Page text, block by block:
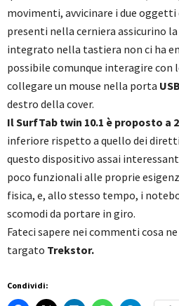
movimenti, avvicinare i due oggetti
presenti nella cerniera assicurino
integrato nella tastiera non ci ha
possibile comunque interagire con
collegare un mouse nella porta
destro della cover.
Il SurfTab twin 10.1 è proposto a
inferiore rispetto a quello dei
questo dispositivo assai
poco funzionali alle proprie
fisica, e, allo stesso tempo, i
scomodi da portare in giro.
Fateci sapere nei commenti cosa
targato Trekstor.
Condividi: